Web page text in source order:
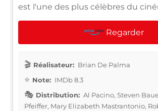
est l'une des plus célèbres du
Regarder
Réalisateur: Brian De Palma
Note: IMDb 8.3
Distribution: Al Pacino, Steven
Pfeiffer, Mary Elizabeth Mastrantonio,